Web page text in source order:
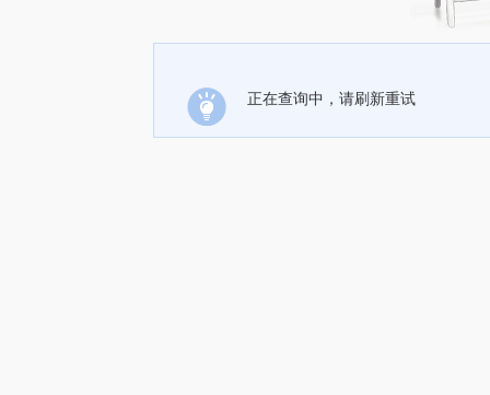
正在查询中，请刷新重试